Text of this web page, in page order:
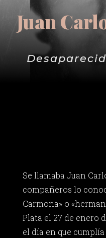
Juan
Se llamaba Juan
compañeros lo
Carmona» o
Plata el 27 de enero
el día en que